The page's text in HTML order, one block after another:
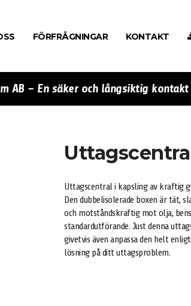
FÖRFRÅGNINGAR KONTAKT
AB – En säker och långsiktig kontakt
Uttagscentral i kapsling av kraftig
Den dubbelisolerade boxen är tät,
och motståndskraftig mot olja,
standardutförande. Just denna
givetvis även anpassa den helt
lösning på ditt uttagsproblem.